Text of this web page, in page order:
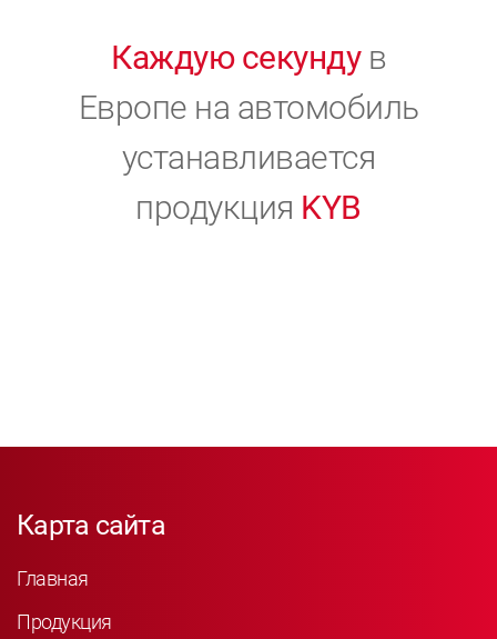
Каждую секундув
Европе на автомобиль
устанавливается
продукция KYB
Карта сайта
Главная
Продукция